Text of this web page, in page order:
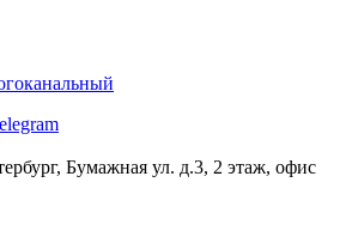
Бумажная ул. д.3, 2 этаж, офис